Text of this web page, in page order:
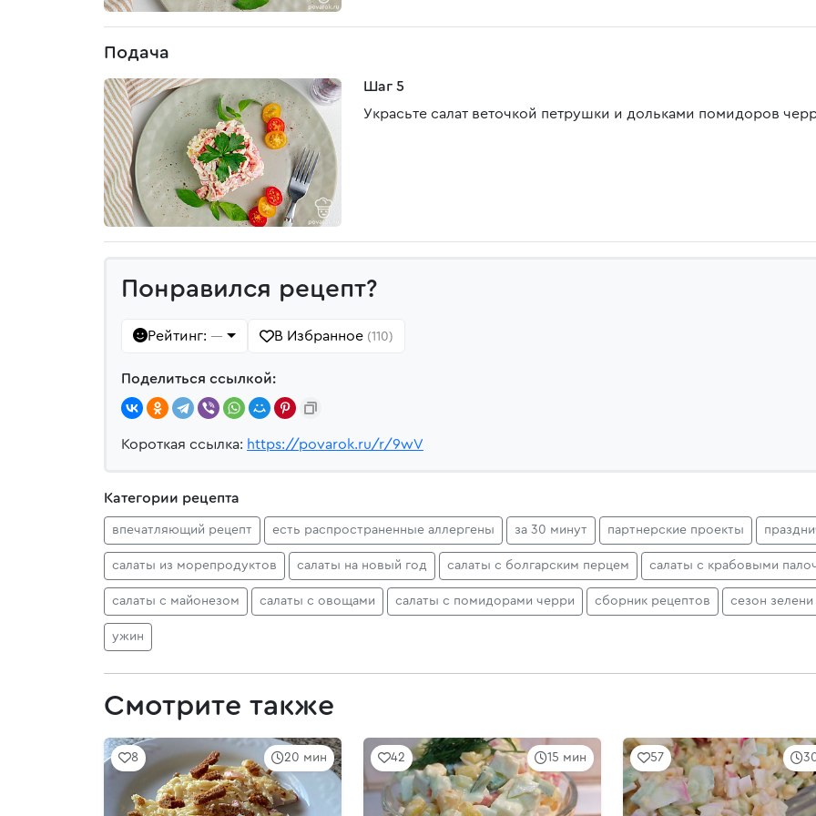
Подача
Шаг 5
Украсьте салат веточкой петрушки и дольками помидоров
Понравился рецепт?
Рейтинг: — В Избранное (110)
Поделиться ссылкой:
Короткая ссылка: https://povarok.ru/r/9wV
Категории рецепта
впечатляющий рецепт есть распространенные аллергены за 30 минут партнерские проекты
салаты из морепродуктов салаты на новый год салаты с болгарским перцем салаты с крабовыми
салаты с майонезом салаты с овощами салаты с помидорами черри сборник рецептов сезон зелени
ужин
Смотрите также
20 мин
8 15 мин
42 57